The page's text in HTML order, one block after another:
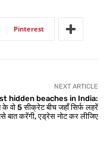
Pinterest
NEXT ARTICLE
hidden beaches in India:
के वो 5 सीक्रेट बीच जहाँ सिर्फ लहरें
बात करेंगी, एड्रेस नोट कर लीजिए